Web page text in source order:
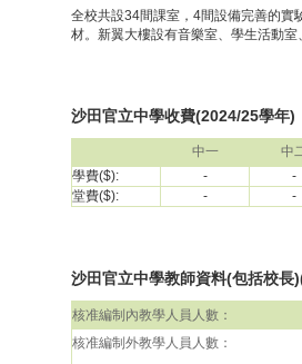
全校共設34間課室，4間設備完善的實
材。新翼大樓設有音樂室、學生活動
沙田官立中學收費(2024/25學年)
中一
中
學費($):
-
-
堂費($):
- -
沙田官立中學教師資料(包括校長
核准編制內教學人員人數：
核准編制外教學人員人數：